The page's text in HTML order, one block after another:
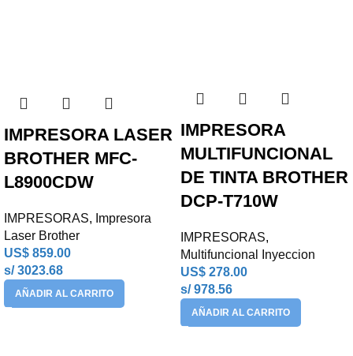
IMPRESORA LASER
BROTHER MFC-
L8900CDW
IMPRESORAS, Impresora
Laser Brother
US$ 859.00
s/ 3023.68
AÑADIR AL CARRITO
IMPRESORA
MULTIFUNCIONAL
DE TINTA BROTHER
DCP-T710W
IMPRESORAS,
Multifuncional Inyeccion
US$ 278.00
s/ 978.56
AÑADIR AL CARRITO